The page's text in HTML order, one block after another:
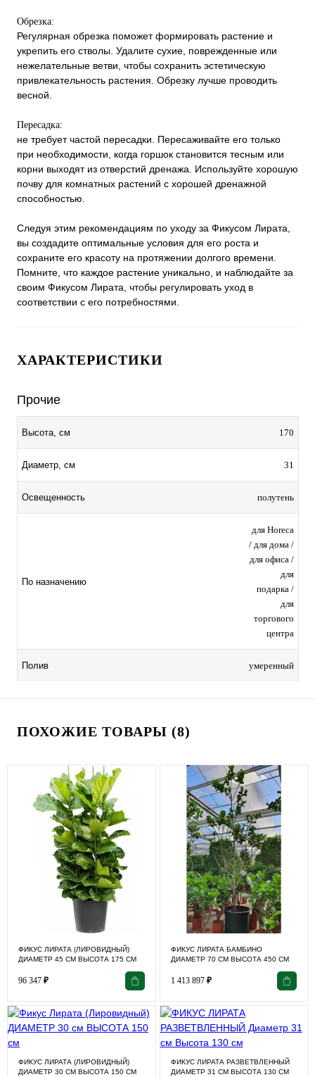
Обрезка:
Регулярная обрезка поможет формировать растение и
укрепить его стволы. Удалите сухие, поврежденные или
нежелательные ветви, чтобы сохранить эстетическую
привлекательность растения. Обрезку лучше проводить
весной.
Пересадка:
не требует частой пересадки. Пересаживайте его только
при необходимости, когда горшок становится тесным или
корни выходят из отверстий дренажа. Используйте хорошую
почву для комнатных растений с хорошей дренажной
способностью.
Следуя этим рекомендациям по уходу за Фикусом Лирата,
вы создадите оптимальные условия для его роста и
сохраните его красоту на протяжении долгого времени.
Помните, что каждое растение уникально, и наблюдайте за
своим Фикусом Лирата, чтобы регулировать уход в
соответствии с его потребностями.
ХАРАКТЕРИСТИКИ
Прочие
Высота, см 170
Диаметр, см 31
Освещенность полутень
По назначению
для Horeca
/ для дома /
для офиса /
для
подарка /
для
торгового
центра
Полив умеренный
ПОХОЖИЕ ТОВАРЫ (8)
ФИКУС ЛИРАТА (ЛИРОВИДНЫЙ)
ДИАМЕТР 45 СМ ВЫСОТА 175 СМ
96 347 ₽
ФИКУС ЛИРАТА БАМБИНО
ДИАМЕТР 70 СМ ВЫСОТА 450 СМ
1 413 897 ₽
ФИКУС ЛИРАТА (ЛИРОВИДНЫЙ)
ДИАМЕТР 30 СМ ВЫСОТА 150 СМ
ФИКУС ЛИРАТА РАЗВЕТВЛЕННЫЙ
ДИАМЕТР 31 СМ ВЫСОТА 130 СМ